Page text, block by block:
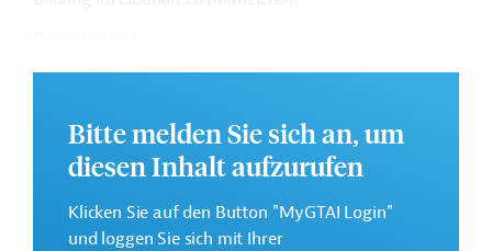
Regularien und praktische Hinweise zur
Geschäftsanbahnung.
Kontaktadressen
Bitte melden Sie sich an, um
diesen Inhalt aufzurufen
Klicken Sie auf den Button "MyGTAI Login"
und loggen Sie sich mit Ihrer